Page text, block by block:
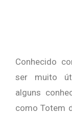
Conhecido
ser muito
alguns
como Totem